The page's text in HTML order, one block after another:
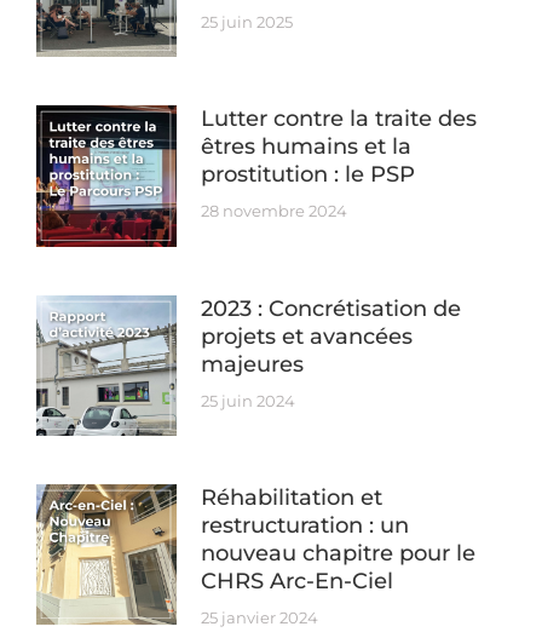
25 juin 2025
Lutter contre la traite des
êtres humains et la
prostitution : le PSP
28 novembre 2024
2023 : Concrétisation de
projets et avancées
majeures
25 juin 2024
Réhabilitation et
restructuration : un
nouveau chapitre pour le
CHRS Arc-En-Ciel
25 janvier 2024